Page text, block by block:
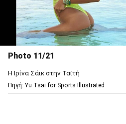
Photo 11/21
Η Ιρίνα Σάικ στην Ταϊτή
Πηγή: Υu Tsai for Sports Illustrated